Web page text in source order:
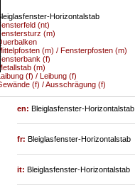
Horizontalstab
(nt)
(m)
(m) / Fensterpfosten (m)
(f)
(m)
(f) / Leibung (f)
(f) / Ausschrägung (f)
en:Bleiglasfenster-Horizontalstab
fr:Bleiglasfenster-Horizontalstab
it:Bleiglasfenster-Horizontalstab